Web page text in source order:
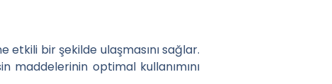
etkili bir şekilde ulaşmasını sağlar.
maddelerinin optimal kullanımını